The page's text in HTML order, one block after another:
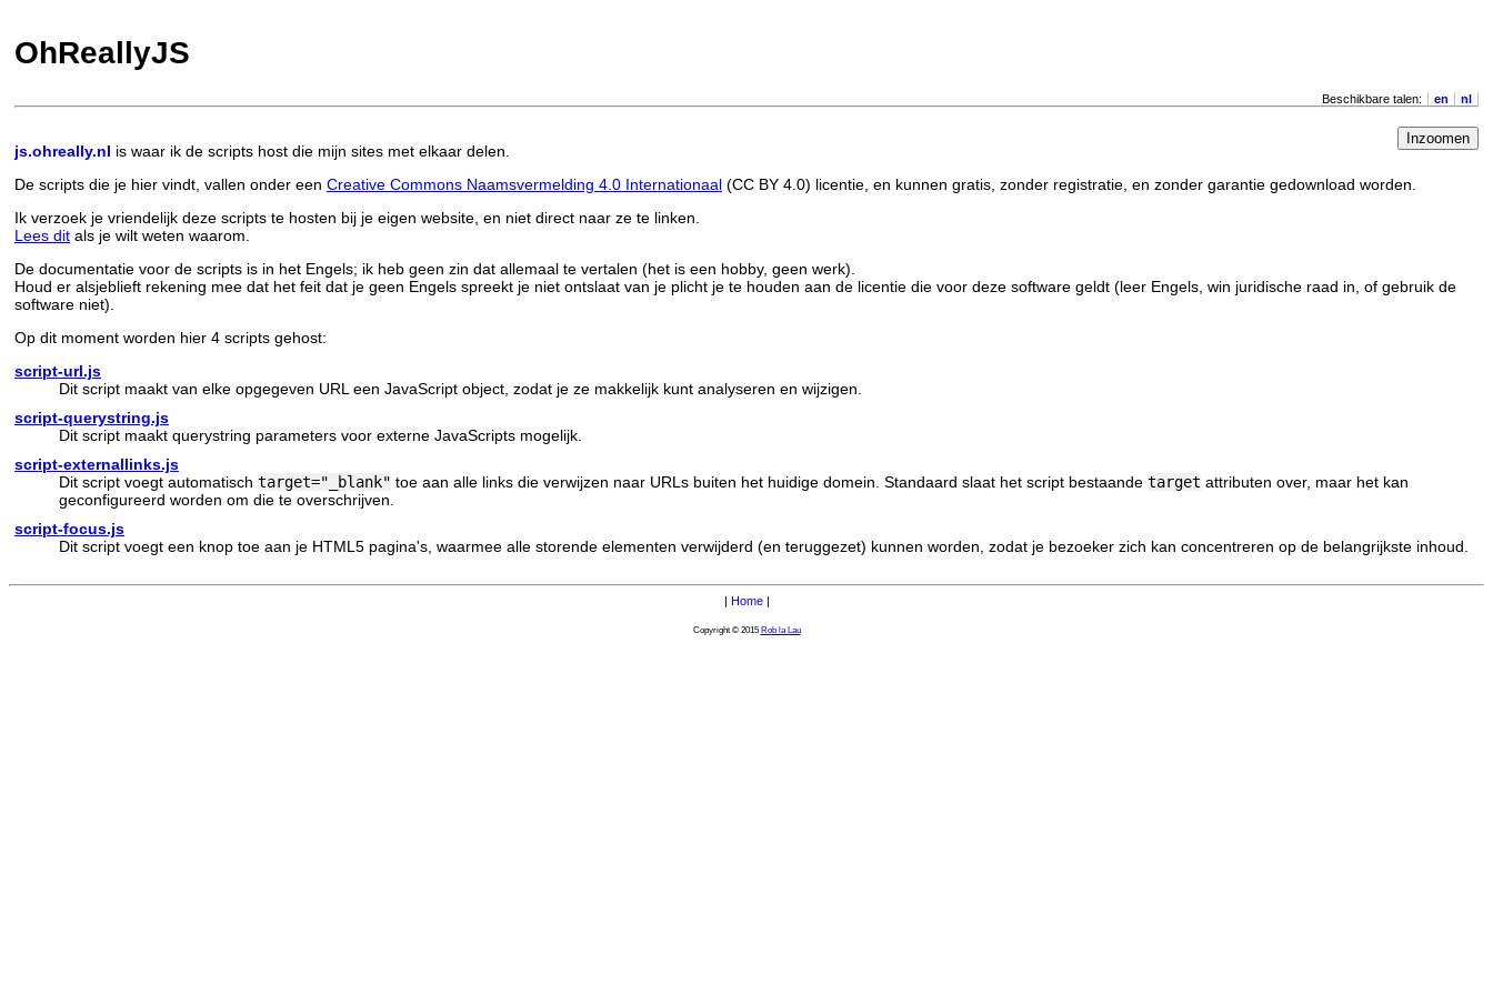
OhReallyJS
Beschikbare talen: en nl
Inzoomen
js.ohreally.nl is waar ik de scripts host die mijn sites met elkaar delen.
De scripts die je hier vindt, vallen onder een Creative Commons Naamsvermelding 4.0 Internationaal (CC BY 4.0) licentie , en kunnen gratis, zonder registratie, en zonder garantie gedownload worden.
Ik verzoek je vriendelijk deze scripts te hosten bij je eigen website, en niet direct naar ze te linken.
Lees dit als je wilt weten waarom.
De documentatie voor de scripts is in het Engels; ik heb geen zin dat allemaal te vertalen (het is een hobby, geen werk).
Houd er alsjeblieft rekening mee dat het feit dat je geen Engels spreekt je niet ontslaat van je plicht je te houden aan de licentie die voor deze software geldt (leer Engels, win juridische raad in, of gebruik de
software niet).
Op dit moment worden hier 4 scripts gehost:
script-url.js
Dit script maakt van elke opgegeven URL een JavaScript object, zodat je ze makkelijk kunt analyseren en wijzigen.
script-querystring.js
Dit script maakt querystring parameters voor externe JavaScripts mogelijk.
script-externallinks.js
Dit script voegt automatisch target="_blank" toe aan alle links die verwijzen naar URLs buiten het huidige domein. Standaard slaat het script bestaande target attributen over, maar het kan
geconfigureerd worden om die te overschrijven.
script-focus.js
Dit script voegt een knop toe aan je HTML5 pagina's, waarmee alle storende elementen verwijderd (en teruggezet) kunnen worden, zodat je bezoeker zich kan concentreren op de belangrijkste inhoud.
| Home|
Copyright © 2015 Rob la Lau